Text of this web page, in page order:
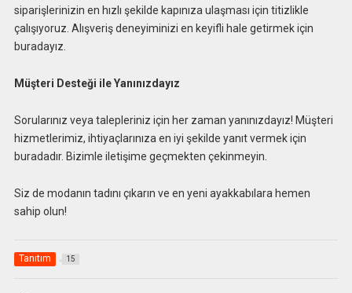
siparişlerinizin en hızlı şekilde kapınıza ulaşması için titizlikle
çalışıyoruz. Alışveriş deneyiminizi en keyifli hale getirmek için
buradayız.
Müşteri Desteği ile Yanınızdayız
Sorularınız veya talepleriniz için her zaman yanınızdayız! Müşteri
hizmetlerimiz, ihtiyaçlarınıza en iyi şekilde yanıt vermek için
buradadır. Bizimle iletişime geçmekten çekinmeyin.
Siz de modanın tadını çıkarın ve en yeni ayakkabılara hemen
sahip olun!
Tanıtım 15